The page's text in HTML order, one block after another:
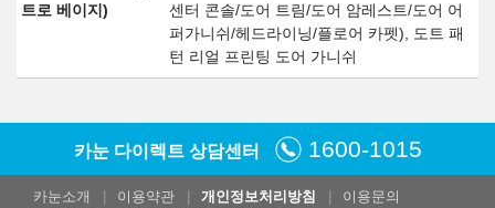
트로 베이지)
센터 콘솔/도어 트림/도어 암레스트/도어 어
퍼가니쉬/헤드라이닝/플로어 카펫), 도트 패
턴 리얼 프린팅 도어 가니쉬
카눈 다이렉트 상담센터 1600-1015
카눈소개 이용약관 개인정보처리방침
이용문의